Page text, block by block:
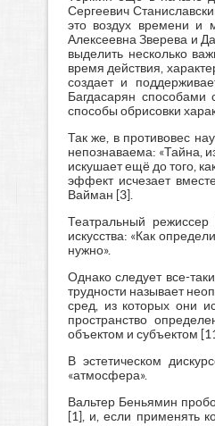
Сергеевич
это воздух времени и
Алексеевна Зверева и
выделить несколько
время действия,
создает и
Багдасарян способами
способы обрисовки
Так же, в противовес
непознаваема: «Тайна,
искушает ещё до того,
эффект исчезает
Вайман [3].
Театральный
искусства: «Как
нужно».
Однако следует все-
трудности называет
сред, из которых они
пространство
объектом и субъектом
В эстетическом
«атмосфера».
Вальтер Беньямин
[1], и, если применять